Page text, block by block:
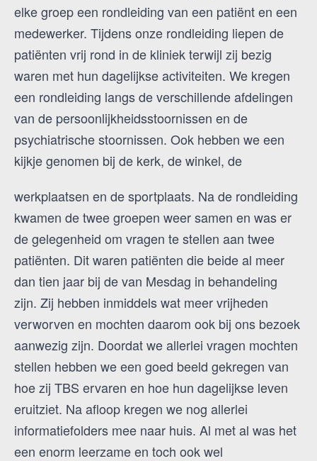
elke groep een rondleiding van een patiënt en een
medewerker. Tijdens onze rondleiding liepen de
patiënten vrij rond in de kliniek terwijl zij bezig
waren met hun dagelijkse activiteiten. We kregen
een rondleiding langs de verschillende afdelingen
van de persoonlijkheidsstoornissen en de
psychiatrische stoornissen. Ook hebben we een
kijkje genomen bij de kerk, de winkel, de
werkplaatsen en de sportplaats. Na de rondleiding
kwamen de twee groepen weer samen en was er
de gelegenheid om vragen te stellen aan twee
patiënten. Dit waren patiënten die beide al meer
dan tien jaar bij de van Mesdag in behandeling
zijn. Zij hebben inmiddels wat meer vrijheden
verworven en mochten daarom ook bij ons bezoek
aanwezig zijn. Doordat we allerlei vragen mochten
stellen hebben we een goed beeld gekregen van
hoe zij TBS ervaren en hoe hun dagelijkse leven
eruitziet. Na afloop kregen we nog allerlei
informatiefolders mee naar huis. Al met al was het
een enorm leerzame en toch ook wel